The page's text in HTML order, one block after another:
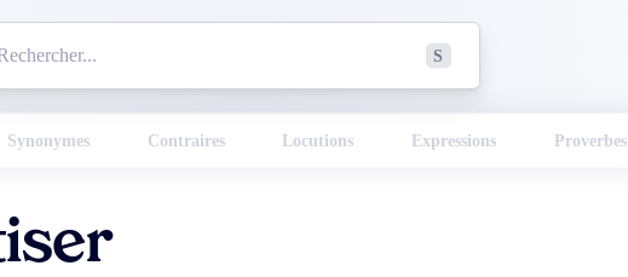
S
Synonymes Contraires Locutions Expressions Proverbes